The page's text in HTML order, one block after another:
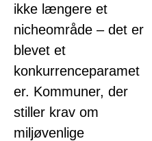
ikke længere et
nicheområde – det er
blevet et
konkurrenceparamet
er. Kommuner, der
stiller krav om
miljøvenlige